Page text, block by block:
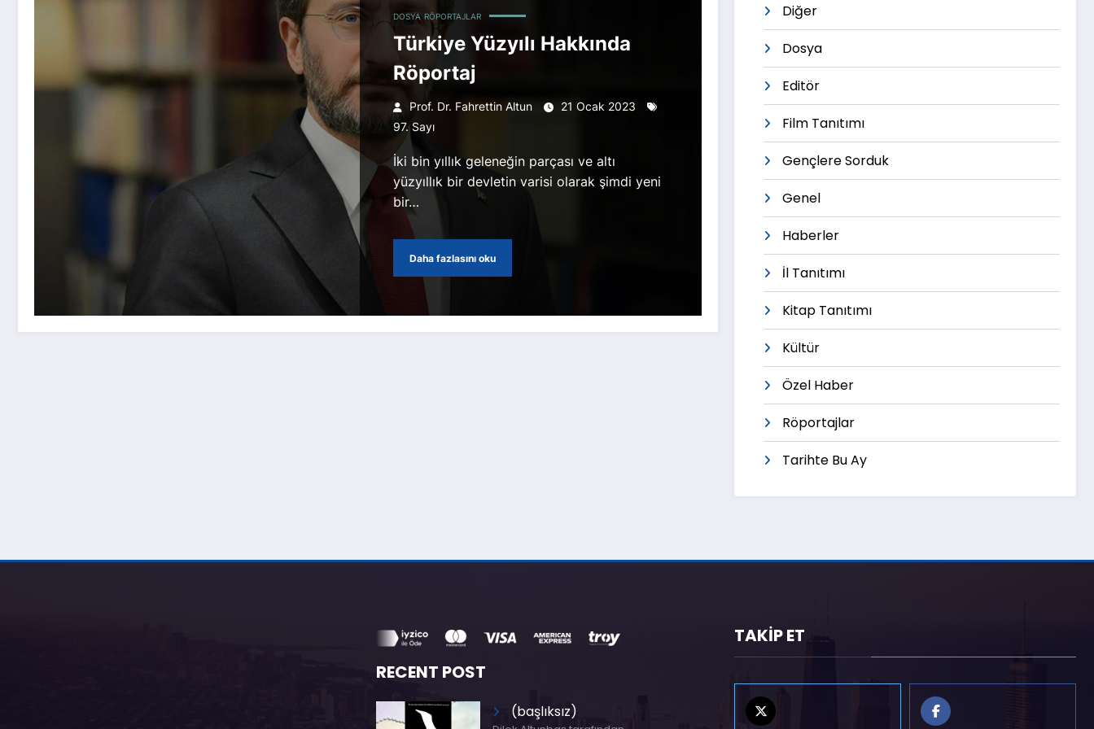
DOSYA RÖPORTAJLAR
Türkiye Yüzyılı Hakkında
Röportaj
Prof. Dr. Fahrettin Altun
21 Ocak 2023
97. Sayı
İki bin yıllık geleneğin parçası ve altı
yüzyıllık bir devletin varisi olarak şimdi yeni
bir…
Daha fazlasını oku
Diğer
Dosya
Editör
Film Tanıtımı
Gençlere Sorduk
Genel
Haberler
İl Tanıtımı
Kitap Tanıtımı
Kültür
Özel Haber
Röportajlar
Tarihte Bu Ay
RECENT POST
(başlıksız)
TAKİP ET